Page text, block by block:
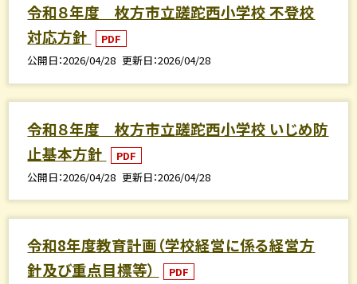
令和８年度 枚方市立蹉跎西小学校 不登校
対応方針
PDF
公開日 2026/04/28 更新日 2026/04/28
令和８年度 枚方市立蹉跎西小学校 いじめ防
止基本方針
PDF
公開日 2026/04/28 更新日 2026/04/28
令和8年度教育計画（学校経営に係る経営方
針及び重点目標等）
PDF